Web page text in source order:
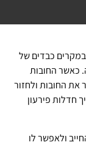
במקרים כבדים של
כאשר החובות
את החובות ולחזור
חדלות פירעון
ולאפשר לו